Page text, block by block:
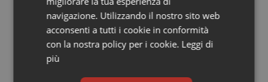
Quotidiano Oncologia
Quotidiano Pediatria
Rene & patologie urogenitali
avanzato in ambiente impervio.
Bertolaso: “Apripista nazionale”
Al Policlinico di Milano due nuovi robot
navigazione. Utilizzando il nostro sito web
acconsenti a tutti i cookie in conformità
con la nostra policy per i cookie. Leggi di
più